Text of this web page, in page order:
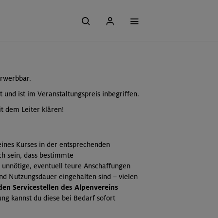
und ist im Veranstaltungspreis inbegriffen.
dem Leiter klären!
Kurses in der entsprechenden
sein, dass bestimmte
eventuell teure Anschaffungen
Nutzungsdauer eingehalten sind – vielen
Servicestellen des Alpenvereins
kannst du diese bei Bedarf sofort